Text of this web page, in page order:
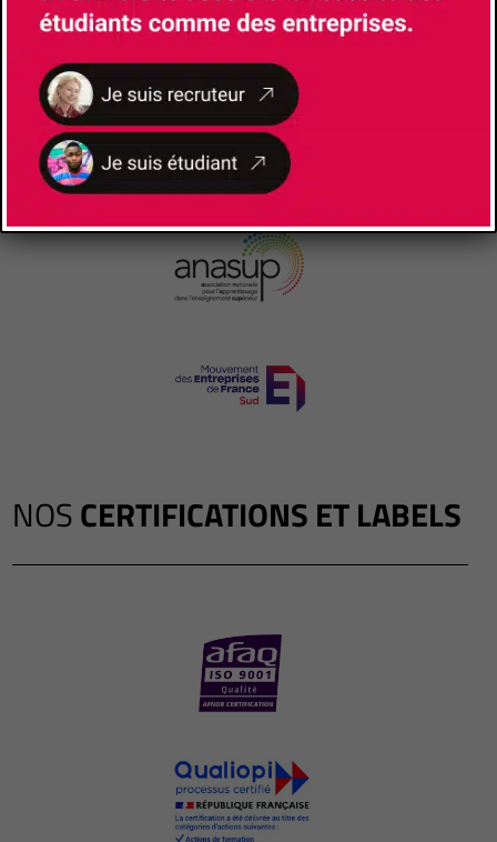
NOSCERTIFICATIONS ET LABELS